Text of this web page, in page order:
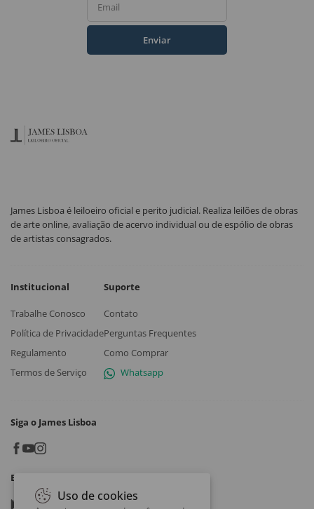
Email
Enviar
James Lisboa é leiloeiro oficial e perito judicial. Realiza leilões de obras
de arte online, avaliação de acervo individual ou de espólio de obras
de artistas consagrados.
Institucional
Trabalhe Conosco
Política de Privacidade
Regulamento
Termos de Serviço
Suporte
Contato
Perguntas Frequentes
Como Comprar
Whatsapp
Siga o James Lisboa
Baixe o App
Google play
Uso de cookies